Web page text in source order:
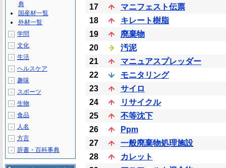
17
マニフェスト伝票
18
キレート樹脂
19
廃棄物
20
汚泥
21
マニュアスプレッダー
22
モニタリング
23
サイロ
24
リサイクル
25
不等沈下
26
Ppm
27
一般廃棄物処理施設
28
カレット
典
国産材一覧
外材一覧
＋ 学問
＋ 文化
＋ 生活
＋ ヘルスケア
＋ 趣味
＋ スポーツ
＋ 生物
＋ 食品
＋ 人名
＋ 方言
＋ 辞書・百科事典